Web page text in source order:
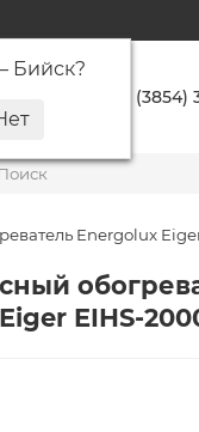
Бийск?
+7 (3854)
Energolux
EIHS-